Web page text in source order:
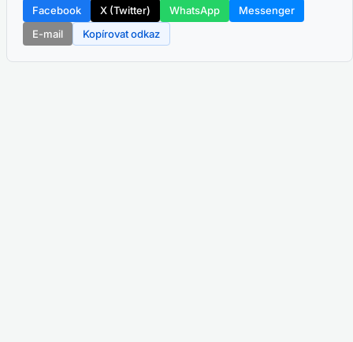
Facebook X (Twitter) WhatsApp
Messenger
E-mail
Kopírovat odkaz